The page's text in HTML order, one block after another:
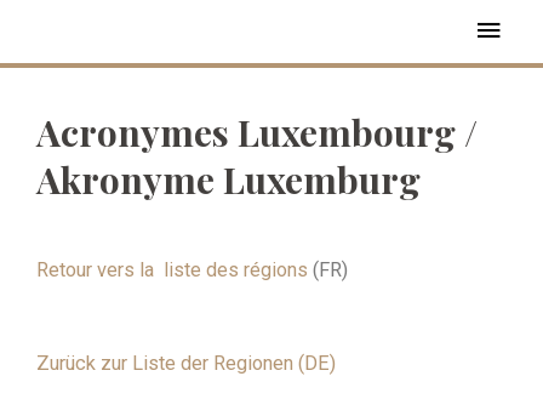
Acronymes Luxembourg /
Akronyme Luxemburg
Retour vers la liste des régions (FR)
Zurück zur Liste der Regionen (DE)